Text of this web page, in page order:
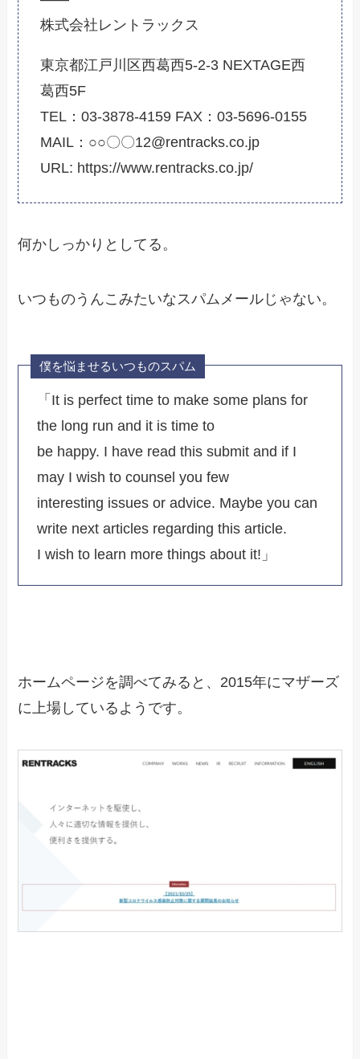
株式会社レントラックス
東京都江戸川区西葛西5-2-3 NEXTAGE西
葛西5F
TEL：03-3878-4159 FAX：03-5696-0155
MAIL：○○〇〇12@rentracks.co.jp
URL: https://www.rentracks.co.jp/
何かしっかりとしてる。
いつものうんこみたいなスパムメールじゃない。
僕を悩ませるいつものスパム
「It is perfect time to make some plans for
the long run and it is time to
be happy. I have read this submit and if I
may I wish to counsel you few
interesting issues or advice. Maybe you can
write next articles regarding this article.
I wish to learn more things about it!」
ホームページを調べてみると、2015年にマザーズ
に上場しているようです。